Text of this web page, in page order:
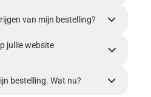
van mijn bestelling?
jullie website
bestelling. Wat nu?